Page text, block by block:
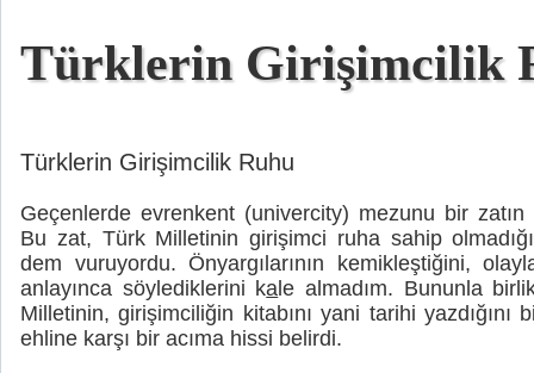
Türklerin Girişimcilik
Türklerin Girişimcilik Ruhu
Geçenlerde evrenkent (univercity) mezunu bir zatın
Bu zat, Türk Milletinin girişimci ruha sahip
dem vuruyordu. Önyargılarının kemikleştiğini,
anlayınca söylediklerini ka le almadım. Bununla
Milletinin, girişimciliğin kitabını yani tarihi
ehline karşı bir acıma hissi belirdi.